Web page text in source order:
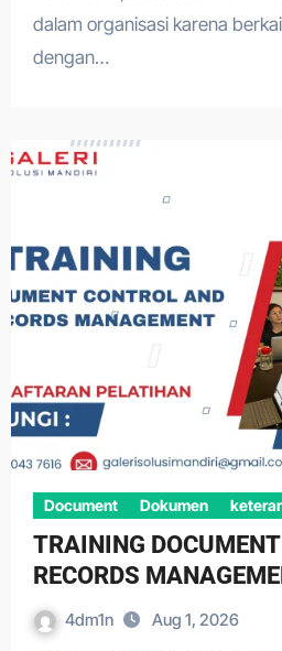
dalam organisasi karena
dengan…
Document Dokumen
TRAINING
RECORDS
4dm1n Aug 1, 2026